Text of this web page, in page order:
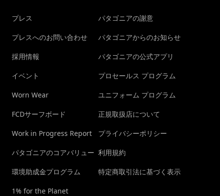
プレス
プレスへのお問い合わせ
採用情報
イベント
Worn Wear
FCDサーフボード
Work in Progress Report
パタゴニアのコアバリュー
環境助成金プログラム
1% for the Planet
パタゴニアの謝意
パタゴニアからのお知らせ
パタゴニアの公式アプリ
プロセールス プログラム
ユニフォーム プログラム
正規取扱店について
プライバシーポリシー
利用規約
特定商取引法に基づく表示